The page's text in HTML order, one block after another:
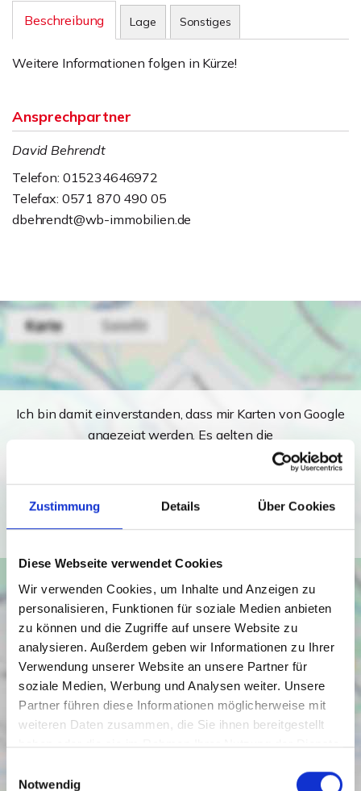
Zustimmung Details Über Cookies
Diese Webseite verwendet Cookies
Wir verwenden Cookies, um Inhalte und Anzeigen zu
personalisieren, Funktionen für soziale Medien anbieten
zu können und die Zugriffe auf unsere Website zu
analysieren. Außerdem geben wir Informationen zu Ihrer
Verwendung unserer Website an unsere Partner für
soziale Medien, Werbung und Analysen weiter. Unsere
Partner führen diese Informationen möglicherweise mit
weiteren Daten zusammen, die Sie ihnen bereitgestellt
haben oder die sie im Rahmen Ihrer Nutzung der Dienste
Notwendig
Beschreibung Lage Sonstiges
Weitere Informationen folgen in Kürze!
Ansprechpartner
David Behrendt
Telefon: 015234646972
Telefax: 0571 870 490 05
dbehrendt@wb-immobilien.de
Ich bin damit einverstanden, dass mir Karten von Google
angezeigt werden. Es gelten die
Datenschutzbedingungen von Google